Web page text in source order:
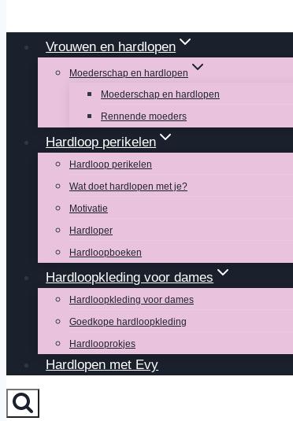
Vrouwen en hardlopen
Moederschap en hardlopen
Moederschap en hardlopen
Rennende moeders
Hardloop perikelen
Hardloop perikelen
Wat doet hardlopen met je?
Motivatie
Hardloper
Hardloopboeken
Hardloopkleding voor dames
Hardloopkleding voor dames
Goedkope hardloopkleding
Hardlooprokjes
Hardlopen met Evy